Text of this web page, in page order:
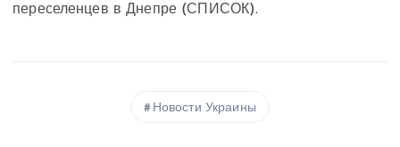
переселенцев в Днепре (СПИСОК).
Новости Украины